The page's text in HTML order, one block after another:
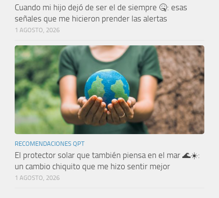
Cuando mi hijo dejó de ser el de siempre 🤒: esas
señales que me hicieron prender las alertas
1 AGOSTO, 2026
RECOMENDACIONES QPT
El protector solar que también piensa en el mar 🌊☀️:
un cambio chiquito que me hizo sentir mejor
1 AGOSTO, 2026